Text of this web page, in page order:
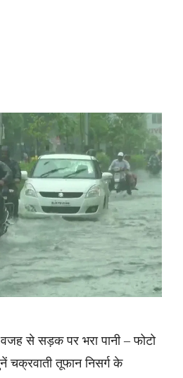
वजह से सड़क पर भरा पानी – फोटो
तूफान निसर्ग के